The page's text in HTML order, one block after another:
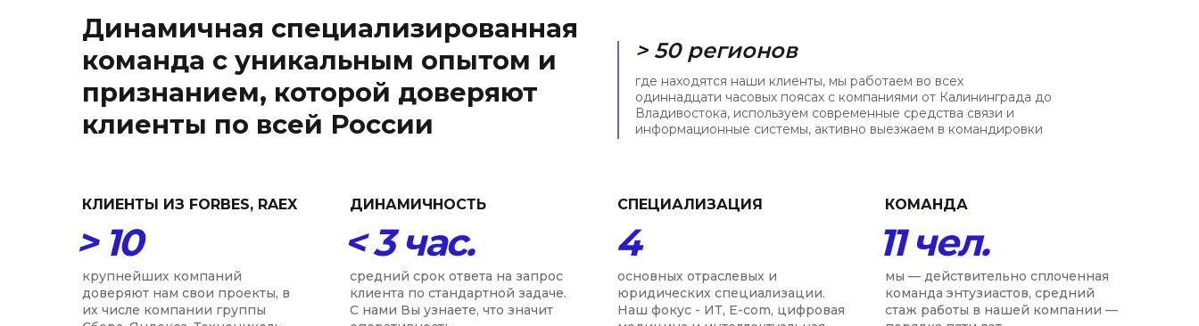
Динамичная специализированная
команда с уникальным опытом и
признанием, которой доверяют
клиенты по всей России
> 50 регионов
где находятся наши клиенты, мы работаем во всех
одиннадцати часовых поясах с компаниями от Калининграда до
Владивостока, используем современные средства связи и
информационные системы, активно выезжаем в командировки
ДИНАМИЧНОСТЬ
< 3 час.
средний срок ответа на запрос
клиента по стандартной задаче.
С нами Вы узнаете, что значит
СПЕЦИАЛИЗАЦИЯ
4
основных отраслевых и
юридических специализации.
Наш фокус - ИТ, E-com, цифровая
КОМАНДА
11 чел.
мы — действительно сплоченная
команда энтузиастов, средний
стаж работы в нашей компании —
КЛИЕНТЫ ИЗ FORBES, RAEX
> 10
крупнейших компаний
доверяют нам свои проекты, в
их числе компании группы